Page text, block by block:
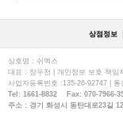
상점정보
상호명 : 쉬멕스
대표 : 장우천 | 개인정보 보호 책임
사업자등록번호 :135-26-92747 |
Tel: 1661-8832 Fax: 070-7966-
주소 : 경기 화성시 동탄대로23길